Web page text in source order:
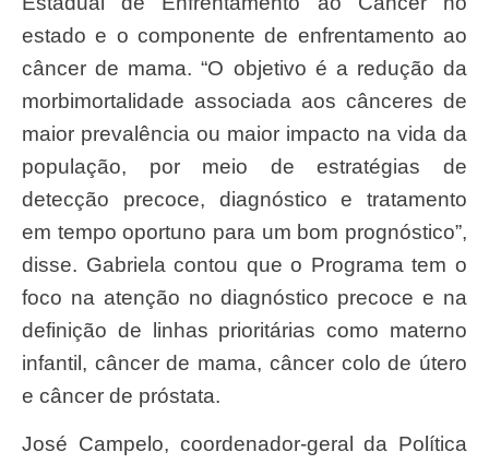
estado e o componente de enfrentamento ao
câncer de mama. “O objetivo é a redução da
morbimortalidade associada aos cânceres de
maior prevalência ou maior impacto na vida da
população, por meio de estratégias de
detecção precoce, diagnóstico e tratamento
em tempo oportuno para um bom prognóstico”,
disse. Gabriela contou que o Programa tem o
foco na atenção no diagnóstico precoce e na
definição de linhas prioritárias como materno
infantil, câncer de mama, câncer colo de útero
e câncer de próstata.
José Campelo, coordenador-geral da Política